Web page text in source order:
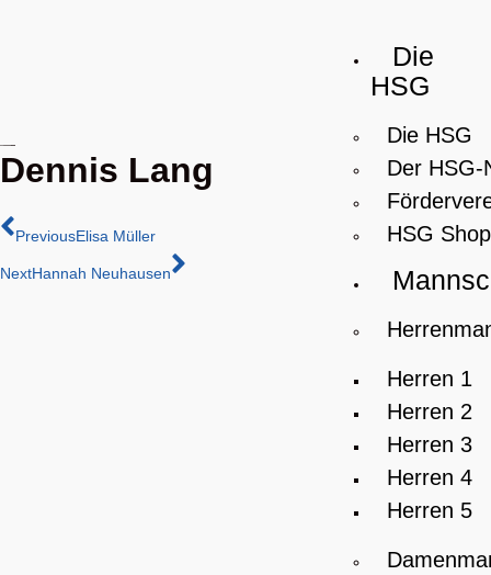
Die
HSG
Die HSG
Der HSG-
HSG Shop
Herren 1
Herren 2
Herren 3
Herren 4
Herren 5
Dennis Lang
PreviousElisa Müller
NextHannah Neuhausen